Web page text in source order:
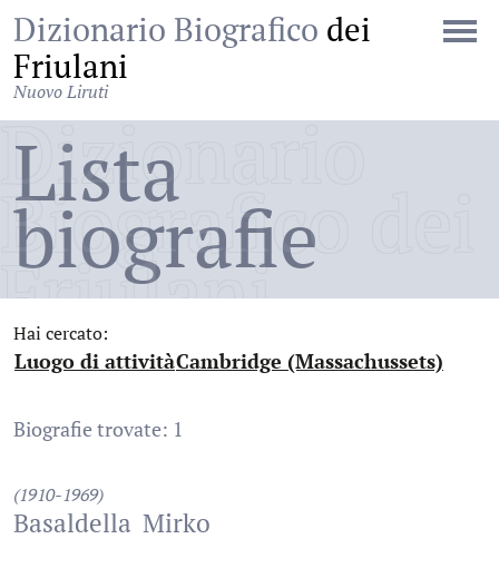
Dizionario Biografico dei
Friulani
Nuovo Liruti
Dizionario
Biografico dei
Friulani
Lista
biografie
Hai cercato:
Luogo di attività
:Cambridge (Massachussets)
Biografie trovate: 1
(1910-1969)
Basaldella Mirko